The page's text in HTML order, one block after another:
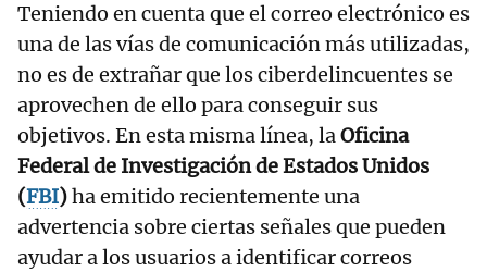
Teniendo en cuenta que el correo electrónico es
una de las vías de comunicación más utilizadas,
no es de extrañar que los ciberdelincuentes se
aprovechen de ello para conseguir sus
objetivos. En esta misma línea, laOficina
Federal de Investigación de Estados Unidos
(FBI)ha emitido recientemente una
advertencia sobre ciertas señales que pueden
ayudar a los usuarios a identificar correos